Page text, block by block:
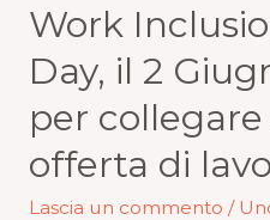
Work
Day, il 2
per
offerta di
Lascia un commento /